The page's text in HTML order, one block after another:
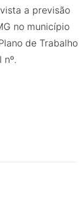
a previsão
no município
de Trabalho
nº.